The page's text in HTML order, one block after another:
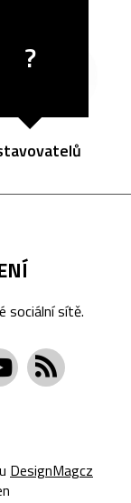
?
sociální sítě.
DesignMagcz